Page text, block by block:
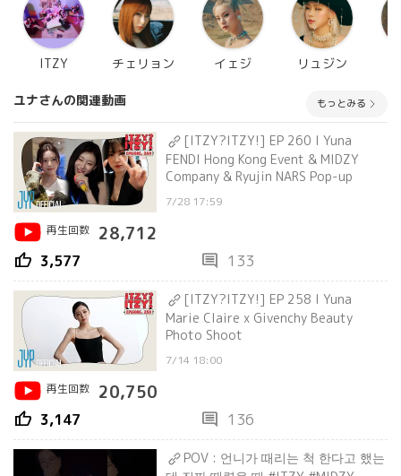
ITZY チェリョン イェジ リュジン
ユナさんの関連動画 もっとみる
[ITZY?ITZY!] EP 260 l Yuna
FENDI Hong Kong Event & MIDZY
Company & Ryujin NARS Pop-up
7/28 17:59
再生回数
28,712
thumb_up 3,577 comment 133
[ITZY?ITZY!] EP 258 l Yuna
Marie Claire x Givenchy Beauty
Photo Shoot
7/14 18:00
再生回数
20,750
thumb_up 3,147 comment 136
POV : 언니가 때리는 척 한다고 했는